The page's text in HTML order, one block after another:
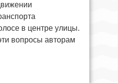
в центре улицы.
вопросы авторам